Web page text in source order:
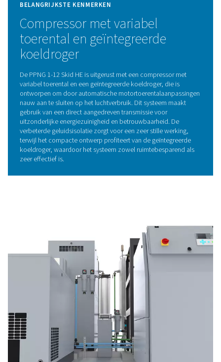
oplossing om stikstof met een hoge zuiverheid en
uitstekende efficiëntie te leveren. Deze technologie
stikstof van andere atmosferische gassen op
adsorptie-eigenschappen onder wisselende druk.
door vaten geleid die gevuld zijn met moleculaire
(CMS), die selectief zuurstof en verontreinigingen
waardoor zuivere stikstof door kan stromen. Door af te
tussen hoge en lage drukken, wordt het CMS
waardoor een betrouwbare en consistente
wordt gegarandeerd.